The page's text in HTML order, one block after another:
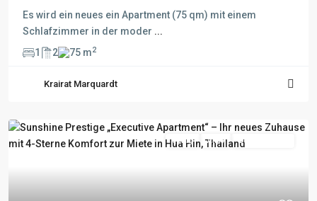
Es wird ein neues ein Apartment (75 qm) mit einem
Schlafzimmer in der moder ...
1
2 75 m2
Krairat Marquardt
Fertig Aktiv Besichtigung